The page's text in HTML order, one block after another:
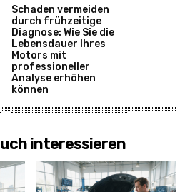
Schaden vermeiden
durch frühzeitige
Diagnose: Wie Sie die
Lebensdauer Ihres
Motors mit
professioneller
Analyse erhöhen
können
interessieren